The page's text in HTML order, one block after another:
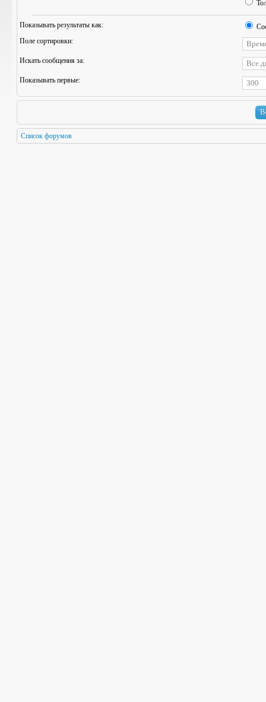
Показывать результаты как:
Поле сортировки:
Искать сообщения за:
Показывать первые:
Список форумов